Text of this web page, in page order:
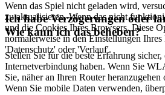
Wenn das Spiel nicht geladen wird,
zu aktualisieren. Wenn das nicht
und die Cookies Ihres Browsers. Diese
normalerweise in den Einstellungen
'Datenschutz' oder 'Verlauf'.
Ich habe Verzögerungen oder
Wie kann ich das beheben?
Stellen Sie für die beste Erfahrung sicher,
Internetverbindung haben. Wenn Sie
Sie, näher an Ihren Router heranzugehen
Wenn Sie mobile Daten verwenden,